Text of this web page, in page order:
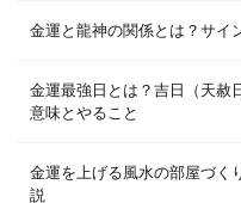
金運と龍神の関係とは？サイ
金運最強日とは？吉日（天赦
意味とやること
金運を上げる風水の部屋づく
説